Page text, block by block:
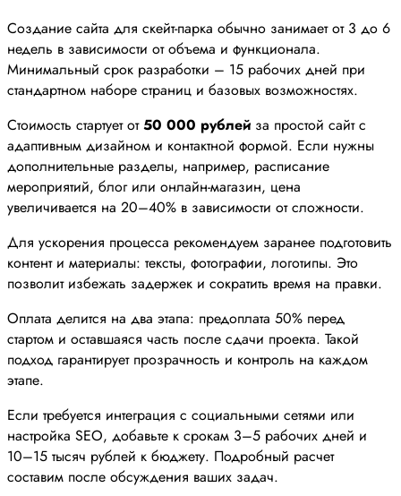
Создание сайта для скейт-парка обычно занимает от 3 до 6
недель в зависимости от объема и функционала.
Минимальный срок разработки – 15 рабочих дней при
стандартном наборе страниц и базовых возможностях.
Стоимость стартует от50 000 рублей за простой сайт с
адаптивным дизайном и контактной формой. Если нужны
дополнительные разделы, например, расписание
мероприятий, блог или онлайн-магазин, цена
увеличивается на 20–40% в зависимости от сложности.
Для ускорения процесса рекомендуем заранее подготовить
контент и материалы: тексты, фотографии, логотипы. Это
позволит избежать задержек и сократить время на правки.
Оплата делится на два этапа: предоплата 50% перед
стартом и оставшаяся часть после сдачи проекта. Такой
подход гарантирует прозрачность и контроль на каждом
этапе.
Если требуется интеграция с социальными сетями или
настройка SEO, добавьте к срокам 3–5 рабочих дней и
10–15 тысяч рублей к бюджету. Подробный расчет
составим после обсуждения ваших задач.